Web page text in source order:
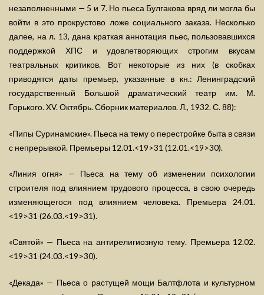
незаполненными — 5 и 7. Но пьеса Булгакова вряд ли могла бы
войти в это прокрустово ложе социального заказа. Несколько
далее, на л. 13, дана краткая аннотация пьес, пользовавшихся
поддержкой ХПС и удовлетворяющих строгим вкусам
театральных критиков. Вот некоторые из них (в скобках
приводятся даты премьер, указанные в кн.: Ленинградский
государственный Большой драматический театр им. М.
Горького. XV. Октябрь. Сборник материалов. Л., 1932. С. 88):
«Пипы Суринамские». Пьеса на тему о перестройке быта в связи
с непрерывкой. Премьеры 12.01.<19>31 (12.01.<19>30).
«Линия огня» — Пьеса на тему об изменении психологии
строителя под влиянием трудового процесса, в свою очередь
изменяющегося под влиянием человека. Премьера 24.01.
<19>31 (26.03.<19>31).
«Святой» — Пьеса на антирелигиозную тему. Премьера 12.02.
<19>31 (24.03.<19>30).
«Декада» — Пьеса о растущей мощи Балтфлота и культурном